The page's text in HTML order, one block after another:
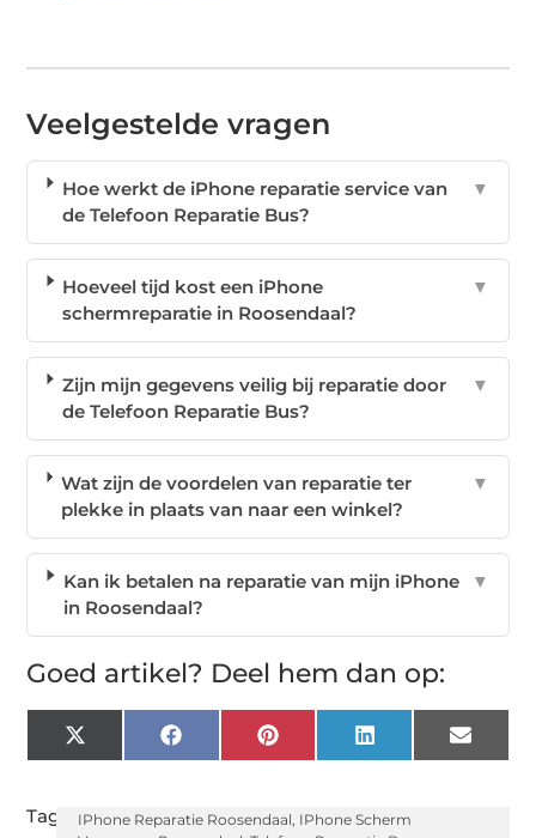
Veelgestelde vragen
Hoe werkt de iPhone reparatie service van
de Telefoon Reparatie Bus?
▼
Hoeveel tijd kost een iPhone
schermreparatie in Roosendaal?
▼
Zijn mijn gegevens veilig bij reparatie door
de Telefoon Reparatie Bus?
▼
Wat zijn de voordelen van reparatie ter
plekke in plaats van naar een winkel?
▼
Kan ik betalen na reparatie van mijn iPhone
in Roosendaal?
▼
Goed artikel? Deel hem dan op:
X
(Twitter)
FacebookPinterest LinkedIn Email
Tags: IPhone Reparatie Roosendaal, IPhone Scherm